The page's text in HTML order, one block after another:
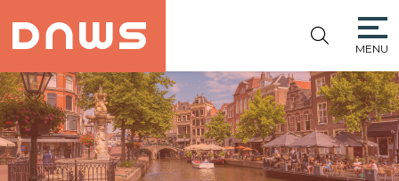
NIEUWE
WINKELSTRAAT
MENU